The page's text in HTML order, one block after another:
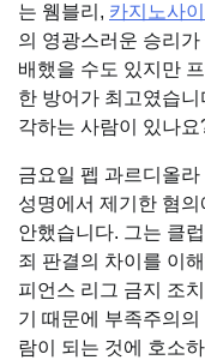
는 웸블리, 카지노사
의 영광스러운 승리가
배했을 수도 있지만
한 방어가 최고였습
각하는 사람이 있나요
금요일 펩 과르디올
성명에서 제기한 혐
안했습니다. 그는 클
죄 판결의 차이를 이
피언스 리그 금지 조
기 때문에 부족주의
람이 되는 것에 호소